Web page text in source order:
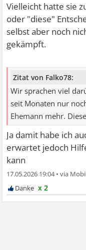
Vielleicht hatte sie
oder "diese"
selbst aber noch
gekämpft.
Zitat von Falko78:
Wir sprachen viel
seit Monaten nur
Ehemann mehr.
Ja damit habe ich
erwartet jedoch
kann
17.05.2026 19:04•
x 2